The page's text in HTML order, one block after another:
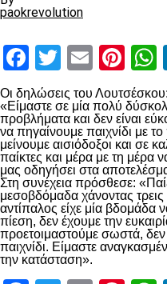
paokrevolution
Facebook
Twitter
Email
Οι δηλώσεις του Λουτσέσκου:
«Είμαστε σε μία πολύ
προβλήματα και δεν είναι
να πηγαίνουμε παιχνίδι με
μείνουμε αισιόδοξοι και σε
παίκτες και μέρα με τη μέρα
μας οδηγήσει στα
Στη συνέχεια πρόσθεσε:
μεσοβδόμαδα χάνοντας τρεις
αντίπαλος είχε μία βδομάδα
πίεση, δεν έχουμε την
προετοιμαστούμε σωστά,
παιχνίδι. Είμαστε
την κατάσταση».